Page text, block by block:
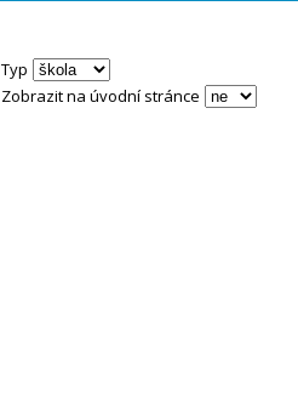
Typ
Zobrazit na úvodní stránce